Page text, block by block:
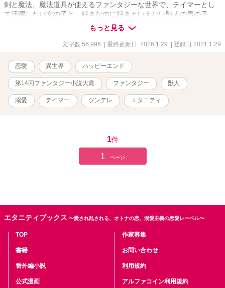
剣と魔法、魔法道具が使えるファンタジーな世界で、テイマーとし
て活躍したい女の子と、好きなのに好きといえない獣人の男の子
の、勘違い、溺愛、ジレジレ、時にヤンデレなドタバタ系ラブコメ
です！ 『王女様は聖女様！？おてんば姫の冒険録～全属性の賢者、
500年後に転生する！ペットのドラゴンが迷子なので冒険者になって
登場予定です。お楽しみに！ 小説家になろう、他サイトでも掲載し
ています。
もっと見る
文字数 56,996 | 最終更新日 2026.1.29 | 登録日 2021.1.29
恋愛 異世界 ハッピーエンド
第14回ファンタジー小説大賞 ファンタジー 獣人
溺愛 テイマー ツンデレ エタニティ
1件
1 ページ
エタニティブックス 〜愛され乱される、オトナの恋。溺愛主義の恋愛レーベル〜
TOP
書籍
番外編小説
公式漫画
作家募集
お問い合わせ
利用規約
アルファコイン利用規約